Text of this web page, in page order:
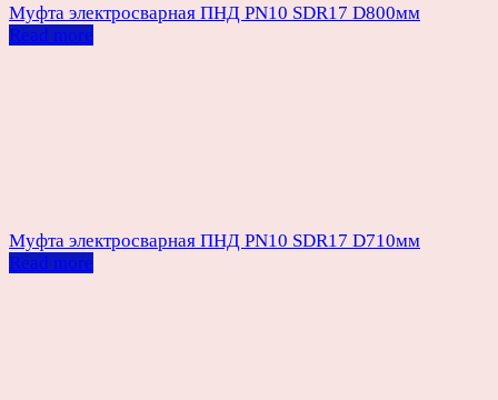
Муфта электросварная ПНД PN10 SDR17 D800мм
Read more
Муфта электросварная ПНД PN10 SDR17 D710мм
Read more